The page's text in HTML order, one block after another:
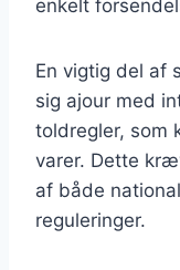
enkelt
En vigtig del af
sig ajour med
toldregler, som
varer. Dette
af både
reguleringer.